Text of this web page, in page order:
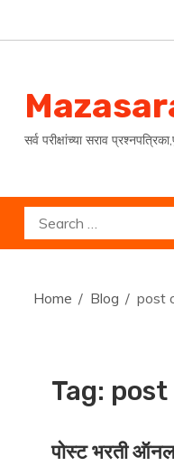
to
सर्व परीक्षांच्या सराव
Search
for:
Home Blog post
Tag:
पोस्ट भरती